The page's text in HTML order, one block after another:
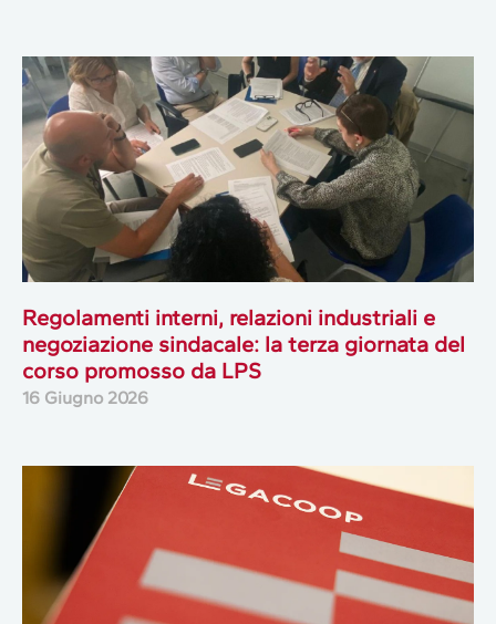
Regolamenti interni, relazioni industriali e
negoziazione sindacale: la terza giornata del
corso promosso da LPS
16 Giugno 2026